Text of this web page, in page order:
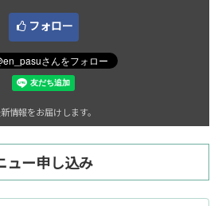
フォロー
情報をお届けします。
ュー申し込み